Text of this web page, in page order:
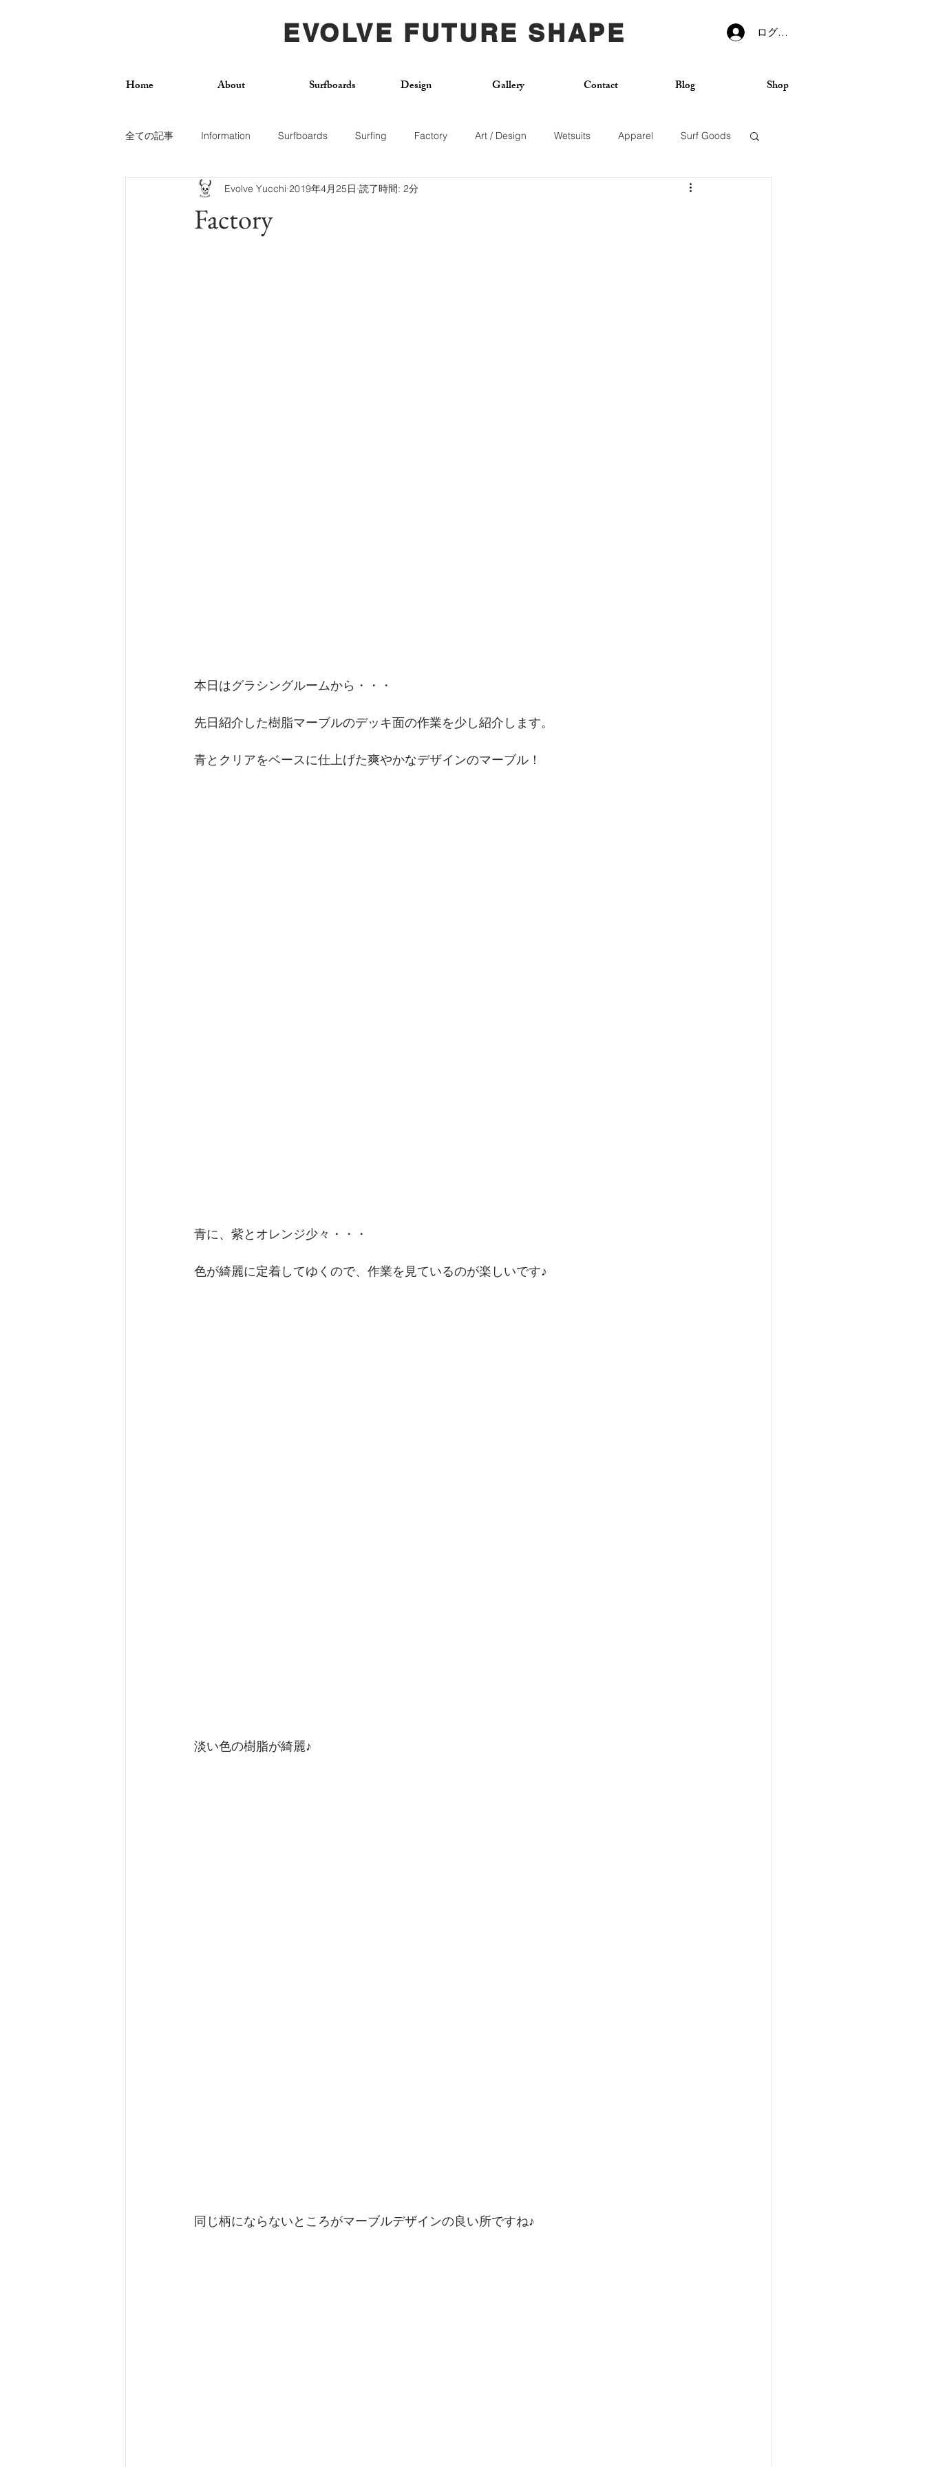
EVOLVE FUTURE SHAPE ログイン
Home About Surfboards Design Gallery Contact Blog Shop
全ての記事 Information Surfboards Surfing Factory Art / Design Wetsuits Apparel Surf Goods
Photos Surf Trip Used Board Surf School Sticker
Factory
Evolve Yucchi 2019年4月25日 読了時間: 2分
本日はグラシングルームから・・・
先日紹介した樹脂マーブルのデッキ面の作業を少し紹介します。
青とクリアをベースに仕上げた爽やかなデザインのマーブル！
青に、紫とオレンジ少々・・・
色が綺麗に定着してゆくので、作業を見ているのが楽しいです♪
淡い色の樹脂が綺麗♪
同じ柄にならないところがマーブルデザインの良い所ですね♪